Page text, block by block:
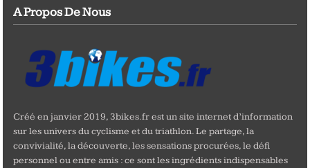
A Propos De Nous
Créé en janvier 2019, 3bikes.fr est un site internet d’information
sur les univers du cyclisme et du triathlon. Le partage, la
convivialité, la découverte, les sensations procurées, le défi
personnel ou entre amis : ce sont les ingrédients indispensables